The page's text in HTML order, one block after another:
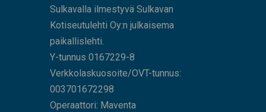
Sulkavalla ilmestyvä Sulkavan
Kotiseutulehti Oy:n julkaisema
paikallislehti.
Y-tunnus 0167229-8
Verkkolaskuosoite/OVT-tunnus:
003701672298
Operaattori: Maventa